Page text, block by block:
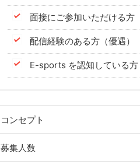
面接にご参加いただける方
配信経験のある方（優遇）
E-sports を認知している方
コンセプト
募集人数